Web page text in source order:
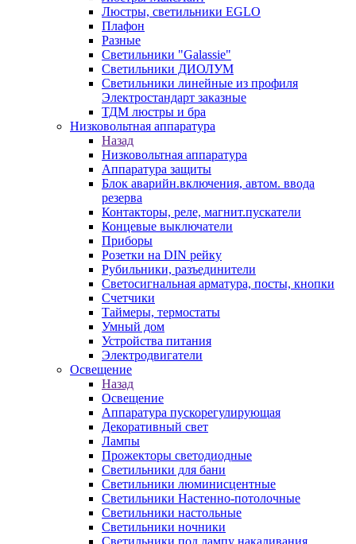
Люстры, светильники EGLO
Плафон
Разные
Светильники "Galassie"
Светильники ДИОЛУМ
Светильники линейные из профиля
Электростандарт заказные
ТДМ люстры и бра
Низковольтная аппаратура
Назад
Низковольтная аппаратура
Аппаратура защиты
Блок аварийн.включения, автом. ввода
резерва
Контакторы, реле, магнит.пускатели
Концевые выключатели
Приборы
Розетки на DIN рейку
Рубильники, разъединители
Светосигнальная арматура, посты, кнопки
Счетчики
Таймеры, термостаты
Умный дом
Устройства питания
Электродвигатели
Освещение
Назад
Освещение
Аппаратура пускорегулирующая
Декоративный свет
Лампы
Прожекторы светодиодные
Светильники для бани
Светильники люминисцентные
Светильники Настенно-потолочные
Светильники настольные
Светильники ночники